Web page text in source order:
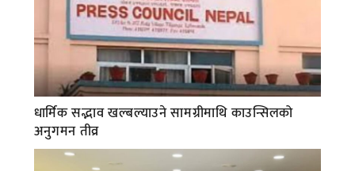
धार्मिक सद्भाव खल्बल्याउने सामग्रीमाथि काउन्सिलको
अनुगमन तीव्र